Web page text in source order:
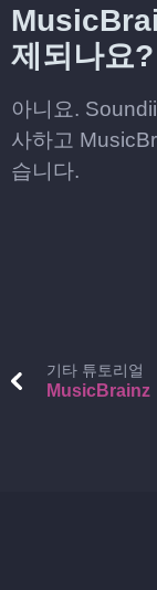
제되나요?
아니요.
사하고
습니다.
기타 튜토리얼
MusicBrainz